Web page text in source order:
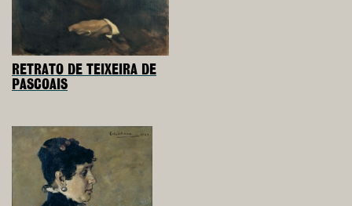
RETRATO DE TEIXEIRA DE
PASCOAIS